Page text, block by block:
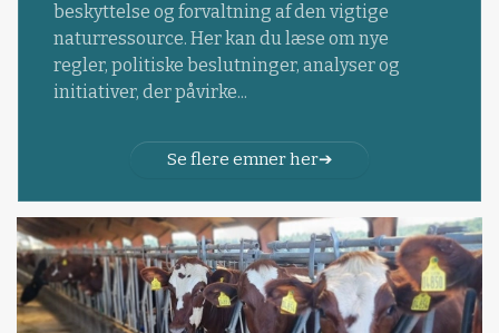
beskyttelse og forvaltning af den vigtige
naturressource. Her kan du læse om nye
regler, politiske beslutninger, analyser og
initiativer, der påvirke...
Se flere emner her